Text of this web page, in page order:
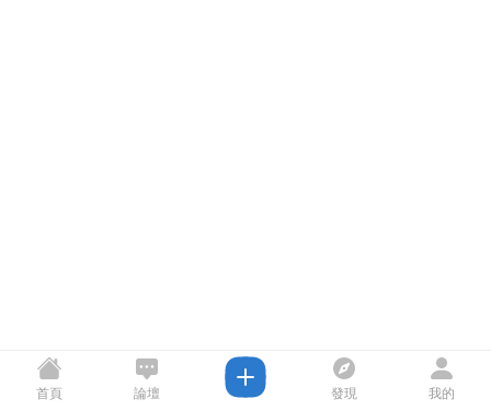
首頁 論壇 發現 我的